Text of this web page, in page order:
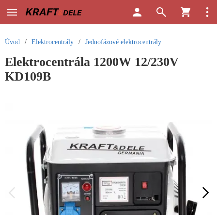
Úvod / Elektrocentrály / Jednofázové elektrocentrály
Elektrocentrála 1200W 12/230V
KD109B